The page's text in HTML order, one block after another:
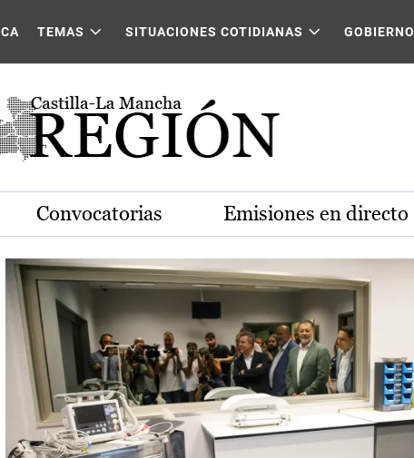
Mancha
TEMAS SITUACIONES COTIDIANAS GOBIERNO
Convocatorias Emisiones en directo